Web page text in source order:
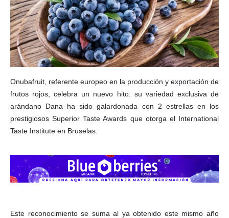
Onubafruit, referente europeo en la producción y exportación de
frutos rojos, celebra un nuevo hito: su variedad exclusiva de
arándano Dana ha sido galardonada con 2 estrellas en los
prestigiosos Superior Taste Awards que otorga el International
Taste Institute en Bruselas.
Este reconocimiento se suma al ya obtenido este mismo año